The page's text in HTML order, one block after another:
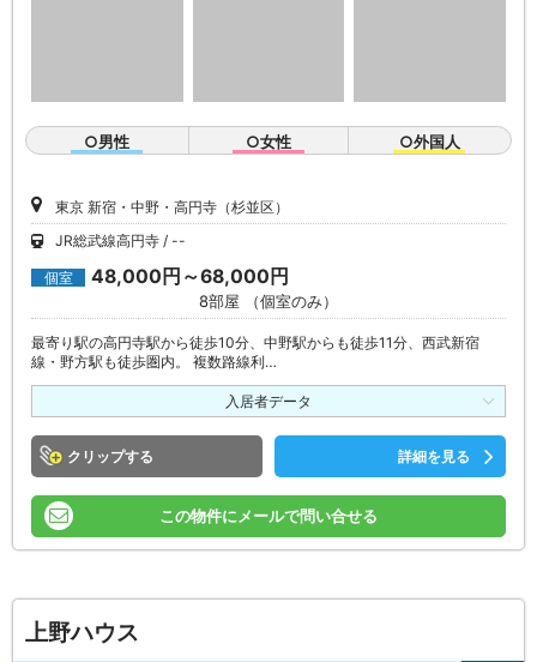
○男性 ○女性 ○外国人
東京 新宿・中野・高円寺（杉並区）
JR総武線高円寺
--
個室 48,000円～68,000円
8部屋 （個室のみ）
最寄り駅の高円寺駅から徒歩10分、中野駅からも徒歩11分、西武新宿
線・野方駅も徒歩圏内。 複数路線利…
入居者データ
クリップ 詳細を見る
この物件にメールで問い合せる
上野ハウス